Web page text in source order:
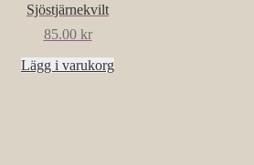
Sjöstjärnekvilt
85.00 kr
Lägg i varukorg